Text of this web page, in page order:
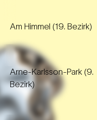
Am Himmel (19. Bezirk)
Arne-Karlsson-Park (9.
Bezirk)